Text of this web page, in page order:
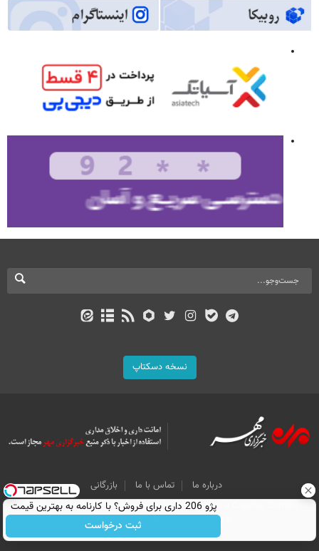
نسخه دسکتاپ
درباره ما تماس با ما
بازرگانی
All Content by Mehr News Agency is licensed under a Creative Commons
Attribution 4.0 International License.
پژو 206 داری برای فروش؟ با کارنامه به بهترین قیمت
بفروش!
ثبت درخواست